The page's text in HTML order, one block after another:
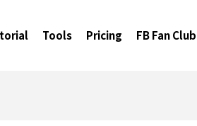
Tools Pricing FB Fan Club